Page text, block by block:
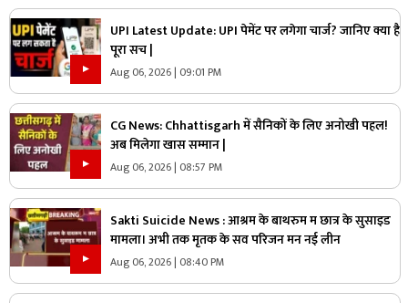
UPI Latest Update: UPI पेमेंट पर लगेगा चार्ज? जानिए क्या है
पूरा सच |
Aug 06, 2026 | 09:01 PM
CG News: Chhattisgarh में सैनिकों के लिए अनोखी पहल!
अब मिलेगा खास सम्मान |
Aug 06, 2026 | 08:57 PM
Sakti Suicide News : आश्रम के बाथरुम म छात्र के सुसाइड
मामला। अभी तक मृतक के सव परिजन मन नई लीन
Aug 06, 2026 | 08:40 PM